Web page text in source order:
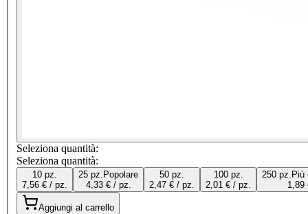
Seleziona quantità:
Seleziona quantità:
10 pz.
7,56 € / pz.
25 pz. Popolare
4,33 € / pz.
50 pz.
2,47 € / pz.
100 pz.
2,01 € / pz.
250 pz. Più
1,89
Aggiungi al carrello